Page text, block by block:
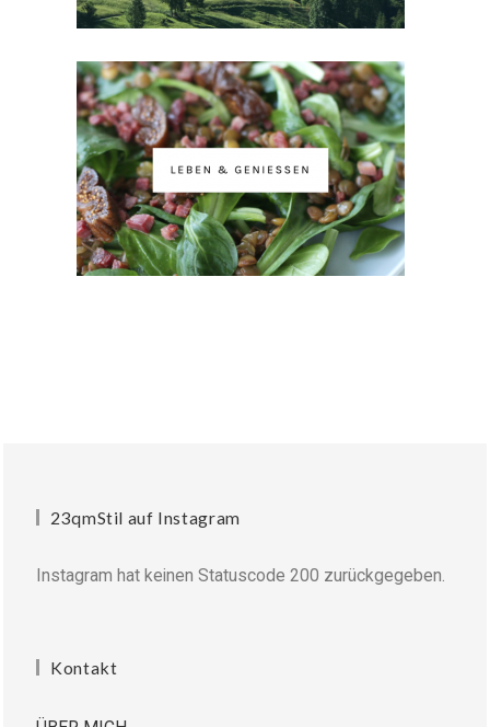
23qmStil auf Instagram
Instagram hat keinen Statuscode 200 zurückgegeben.
Kontakt